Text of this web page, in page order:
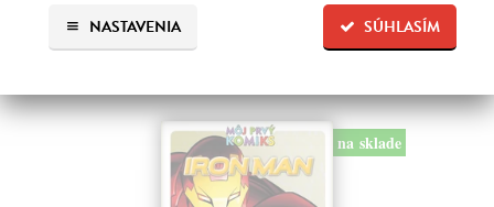
SÚHLASÍM
NASTAVENIA
29,61 €
na sklade